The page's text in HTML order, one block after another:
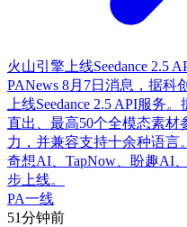
火山引擎上线Seedance 2.5
PANews 8月7日消息，据科
上线Seedance 2.5 API服务
直出、最高50个全模态素
力，并兼容支持十余种语言
奇想AI、TapNow、盼趣AI
步上线。
PA一线
51分钟前